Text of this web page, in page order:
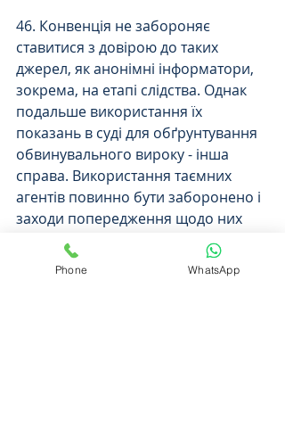
46. Конвенція не забороняє
ставитися з довірою до таких
джерел, як анонімні інформатори,
зокрема, на етапі слідства. Однак
подальше використання їх
показань в суді для обґрунтування
обвинувального вироку - інша
справа. Використання таємних
агентів повинно бути заборонено і
заходи попередження щодо них
мають бути прийняті навіть у
справах, що стосуються боротьби
Phone WhatsApp